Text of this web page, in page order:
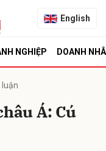
English
NGHIỆP DOANH
luận
Á: Cú